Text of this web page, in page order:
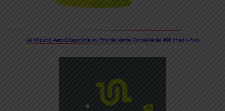
Le Mizuno Aero Disponible au Prix de Vente Conseillé de 40€ chez i-Run